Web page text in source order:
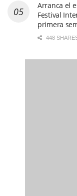
Arranca el
Festival
primera
448